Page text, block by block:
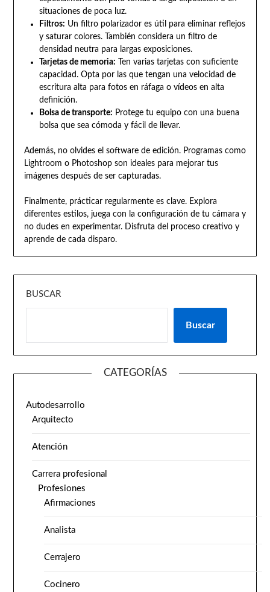
situaciones de poca luz.
Filtros: Un filtro polarizador es útil para eliminar reflejos
y saturar colores. También considera un filtro de
densidad neutra para largas exposiciones.
Tarjetas de memoria: Ten varias tarjetas con suficiente
capacidad. Opta por las que tengan una velocidad de
escritura alta para fotos en ráfaga o vídeos en alta
definición.
Bolsa de transporte: Protege tu equipo con una buena
bolsa que sea cómoda y fácil de llevar.
Además, no olvides el software de edición. Programas como
Lightroom o Photoshop son ideales para mejorar tus
imágenes después de ser capturadas.
Finalmente, prácticar regularmente es clave. Explora
diferentes estilos, juega con la configuración de tu cámara y
no dudes en experimentar. Disfruta del proceso creativo y
aprende de cada disparo.
BUSCAR
Buscar
CATEGORÍAS
Autodesarrollo
Arquitecto
Atención
Carrera profesional
Profesiones
Afirmaciones
Analista
Cerrajero
Cocinero